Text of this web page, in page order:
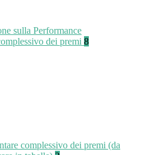
sulla Performance
dei premi 8
complessivo dei premi (da